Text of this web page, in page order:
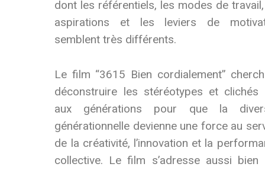
dont les référentiels, les modes de
aspirations et les leviers de
semblent très différents.
Le film “3615 Bien cordialement”
déconstruire les stéréotypes et clichés
aux générations pour que la
générationnelle devienne une force au
de la créativité, l’innovation et la
collective. Le film s’adresse aussi bien